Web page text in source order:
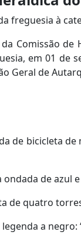
freguesia à
Comissão de
em 01 de
Geral de
de bicicleta
de azul
de quatro
a negro: